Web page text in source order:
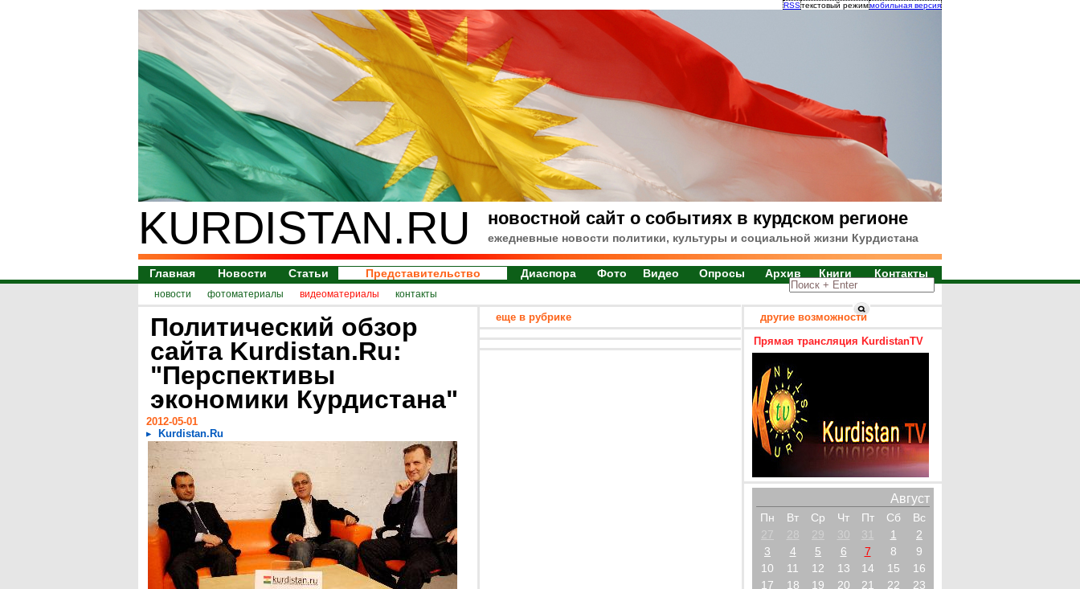
RSSтекстовый режиммобильная версия
KURDISTAN.RU новостной сайт о событиях в курдском регионе
ежедневные новости политики, культуры и социальной жизни Курдистана
Главная Новости Статьи Представительство Диаспора Фото Видео Опросы Архив Книги Контакты
новости фотоматериалы видеоматериалы контакты
Политический обзор
сайта Kurdistan.Ru:
"Перспективы
экономики Курдистана"
2012-05-01
Kurdistan.Ru
еще в рубрике
другие возможности
Прямая трансляция KurdistanTV
Август
Пн Вт Ср Чт Пт Сб
Вс
27
28 29 30 31 1
2
3
4 5 6 7 8
9
10
11 12 13 14 15
16
17
18 19 20 21 22
23